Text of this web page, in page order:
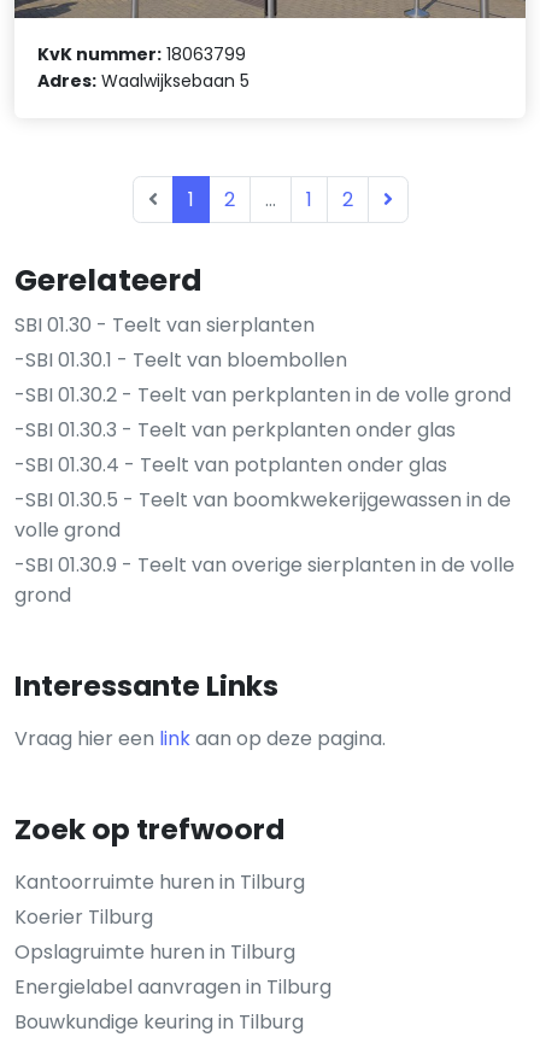
Gerelateerd
SBI 01.30 - Teelt van sierplanten
-SBI 01.30.1 - Teelt van bloembollen
-SBI 01.30.2 - Teelt van perkplanten in de volle grond
-SBI 01.30.3 - Teelt van perkplanten onder glas
-SBI 01.30.4 - Teelt van potplanten onder glas
-SBI 01.30.5 - Teelt van boomkwekerijgewassen in de
volle grond
-SBI 01.30.9 - Teelt van overige sierplanten in de volle
grond
Interessante Links
Vraag hier een linkaan op deze pagina.
Zoek op trefwoord
Kantoorruimte huren in Tilburg
Koerier Tilburg
Opslagruimte huren in Tilburg
Energielabel aanvragen in Tilburg
Bouwkundige keuring in Tilburg
KvK nummer: 18063799
Adres: Waalwijksebaan 5
1 2 ... 1 2